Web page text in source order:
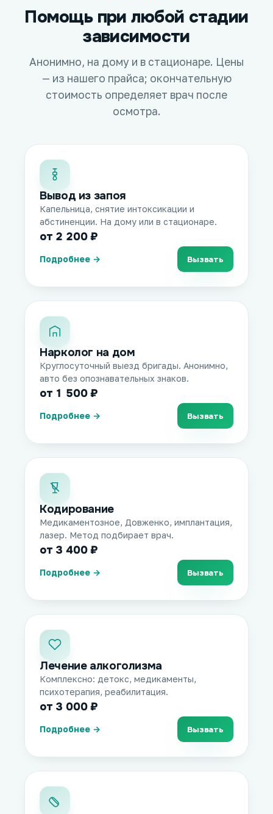
Помощь при любой стадии
зависимости
Анонимно, на дому и в стационаре. Цены
— из нашего прайса; окончательную
стоимость определяет врач после
осмотра.
Вывод из запоя
Капельница, снятие интоксикации и
абстиненции. На дому или в стационаре.
от 2 200 ₽
Подробнее → Вызвать
Нарколог на дом
Круглосуточный выезд бригады. Анонимно,
авто без опознавательных знаков.
от 1 500 ₽
Подробнее → Вызвать
Кодирование
Медикаментозное, Довженко, имплантация,
лазер. Метод подбирает врач.
от 3 400 ₽
Подробнее → Вызвать
Лечение алкоголизма
Комплексно: детокс, медикаменты,
психотерапия, реабилитация.
от 3 000 ₽
Подробнее → Вызвать